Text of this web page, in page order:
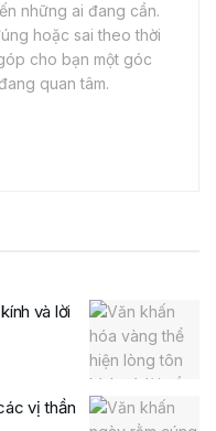
những ai đang cần.
hoặc sai theo thời
cho bạn một góc
quan tâm.
và lời
vị thần